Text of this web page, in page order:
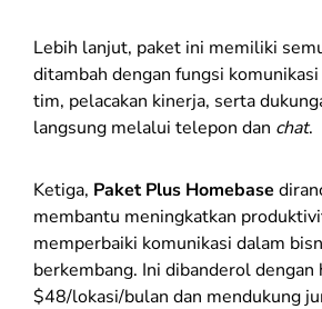
Lebih lanjut, paket ini memiliki
ditambah dengan fungsi
tim, pelacakan kinerja, serta
langsung melalui telepon dan chat.
Ketiga, Paket Plus Homebase
membantu meningkatkan
memperbaiki komunikasi dalam
berkembang. Ini dibanderol dengan
$48/lokasi/bulan dan mendukung